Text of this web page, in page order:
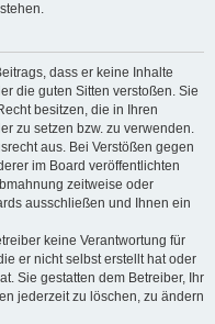
dass er keine Inhalte
die guten Sitten verstoßen. Sie
besitzen, die in Ihren
zu setzen bzw. zu verwenden.
aus. Bei Verstößen gegen
im Board veröffentlichten
zeitweise oder
ausschließen und Ihnen ein
keine Verantwortung für
er nicht selbst erstellt hat oder
Sie gestatten dem Betreiber, Ihr
jederzeit zu löschen, zu ändern